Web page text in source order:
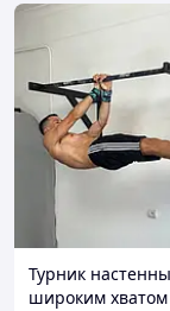
Турник
широким хватом